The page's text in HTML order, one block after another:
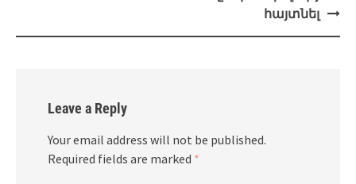
հայտնել
Leave a Reply
Your email address will not be published.
Required fields are marked *